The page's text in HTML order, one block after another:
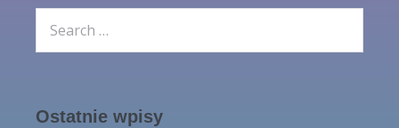
Ostatnie wpisy